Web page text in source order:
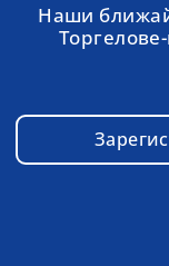
Наши